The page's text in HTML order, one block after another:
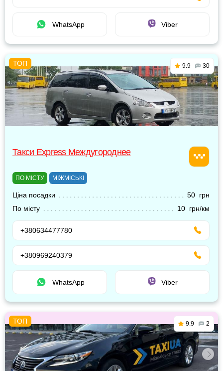
WhatsApp Viber
9.9 30
Такси Express Междугороднее
ПО МІСТУ МІЖМІСЬКІ
Ціна посадки
50 грн
По місту
10 грн/км
+380634477780
+380969240379
WhatsApp Viber
9.9 2